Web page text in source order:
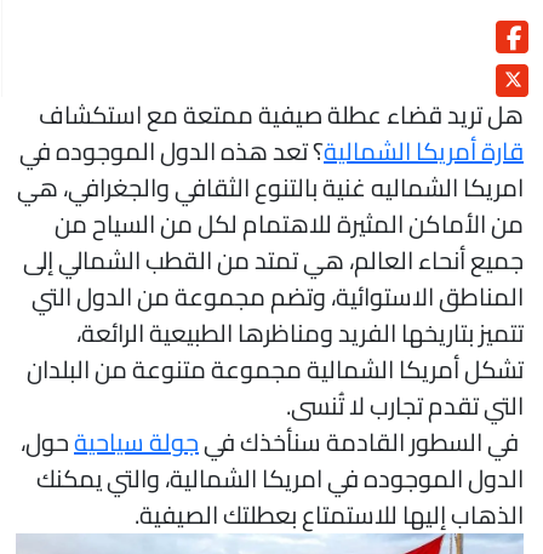
تريد قضاء عطلة صيفية ممتعة مع استكشاف
أمريكا الشمالية؟ تعد هذه الدول الموجوده في
الشماليه غنية بالتنوع الثقافي والجغرافي، هي
الأماكن المثيرة للاهتمام لكل من السياح من
أنحاء العالم، هي تمتد من القطب الشمالي إلى
الاستوائية، وتضم مجموعة من الدول التي
بتاريخها الفريد ومناظرها الطبيعية الرائعة،
أمريكا الشمالية مجموعة متنوعة من البلدان
تقدم تجارب لا تُنسى.
السطور القادمة سنأخذك فيجولة سياحيةحول،
الموجوده في امريكا الشمالية، والتي يمكنك
إليها للاستمتاع بعطلتك الصيفية.